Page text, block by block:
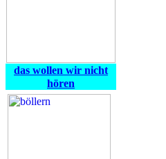
das wollen wir nicht
hören